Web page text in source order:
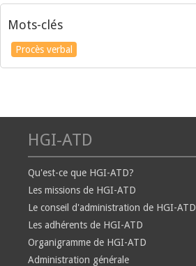
Mots-clés
Procès verbal
HGI-ATD
Qu'est-ce que HGI-ATD?
Les missions de HGI-ATD
Le conseil d'administration de HGI-ATD
Les adhérents de HGI-ATD
Organigramme de HGI-ATD
Administration générale